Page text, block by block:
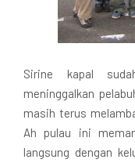
Sirine kapal
meninggalkan
masih terus
Ah pulau ini
langsung dengan